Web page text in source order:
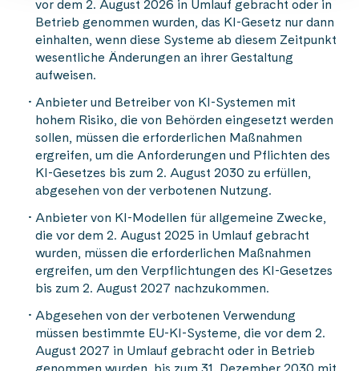
vor dem 2. August 2026 in Umlauf gebracht oder in
Betrieb genommen wurden, das KI-Gesetz nur dann
einhalten, wenn diese Systeme ab diesem Zeitpunkt
wesentliche Änderungen an ihrer Gestaltung
aufweisen.
Anbieter und Betreiber von KI-Systemen mit
hohem Risiko, die von Behörden eingesetzt werden
sollen, müssen die erforderlichen Maßnahmen
ergreifen, um die Anforderungen und Pflichten des
KI-Gesetzes bis zum 2. August 2030 zu erfüllen,
abgesehen von der verbotenen Nutzung.
Anbieter von KI-Modellen für allgemeine Zwecke,
die vor dem 2. August 2025 in Umlauf gebracht
wurden, müssen die erforderlichen Maßnahmen
ergreifen, um den Verpflichtungen des KI-Gesetzes
bis zum 2. August 2027 nachzukommen.
Abgesehen von der verbotenen Verwendung
müssen bestimmte EU-KI-Systeme, die vor dem 2.
August 2027 in Umlauf gebracht oder in Betrieb